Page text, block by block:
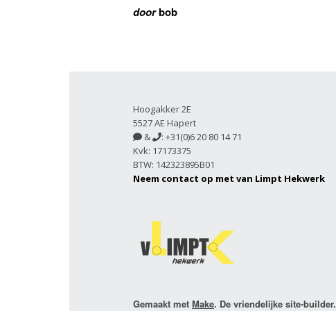
doorbob
Hoogakker 2E
5527 AE Hapert
 & : +31(0)6 20 80 14 71
Kvk: 17173375
BTW: 142323895B01
Neem contact op met van Limpt Hekwerk
Gemaakt met Make. De vriendelijke site-builder.